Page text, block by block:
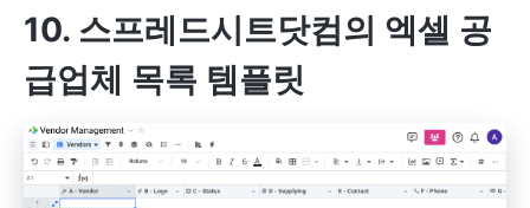
10. 스프레드시트닷컴의 엑셀 공
급업체 목록 템플릿